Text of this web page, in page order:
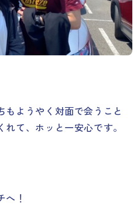
ようやく対面で会うこと
て、ホッと一安心です。
へ！